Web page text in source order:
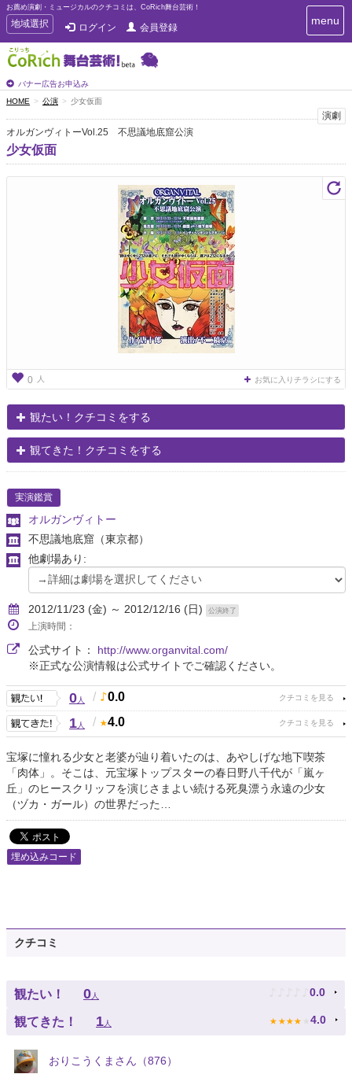
お薦め演劇・ミュージカルのクチコミは、CoRich舞台芸術！
T
o
g
g
e
n
a
v
i
g
地域選択 ログイン 会員登録
バナー広告お申込み
T
o
i
g
menu
HOME 公演 少女仮面
演劇
オルガンヴィトーVol.25 不思議地底窟公演
少女仮面
0 人 お気に入りチラシにする
観たい！クチコミをする
観てきた！クチコミをする
実演鑑賞
オルガンヴィトー
不思議地底窟 （東京都）
他劇場あり:
2012/11/23 (金) ～ 2012/12/16 (日) 公演終了
上演時間：
公式サイト： http://www.organvital.com/
※正式な公演情報は公式サイトでご確認ください。
0人 / 0.0
1人 / 4.0
宝塚に憧れる少女と老婆が辿り着いたのは、あやしげな地下喫茶
「肉体」。そこは、元宝塚トップスターの春日野八千代が「嵐ヶ
丘」のヒースクリッフを演じさまよい続ける死臭漂う永遠の少女
（ヅカ・ガール）の世界だった…
埋め込みコード
クチコミ
観たい！ 0人 ♪ ♪ ♪ ♪ ♪ 0.0
観てきた！ 1人 ★ ★ ★ ★ ★ 4.0
おりこうくまさん（876）